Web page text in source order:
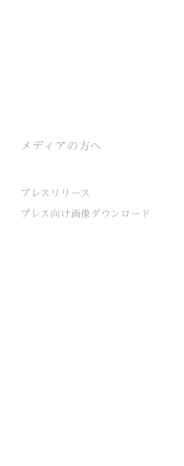
メディアの方へ
プレスリリース
プレス向け画像ダウンロード